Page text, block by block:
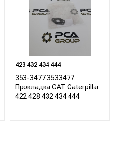
428 432 434 444
353-3477 3533477
Прокладка CAT Caterpillar
422 428 432 434 444